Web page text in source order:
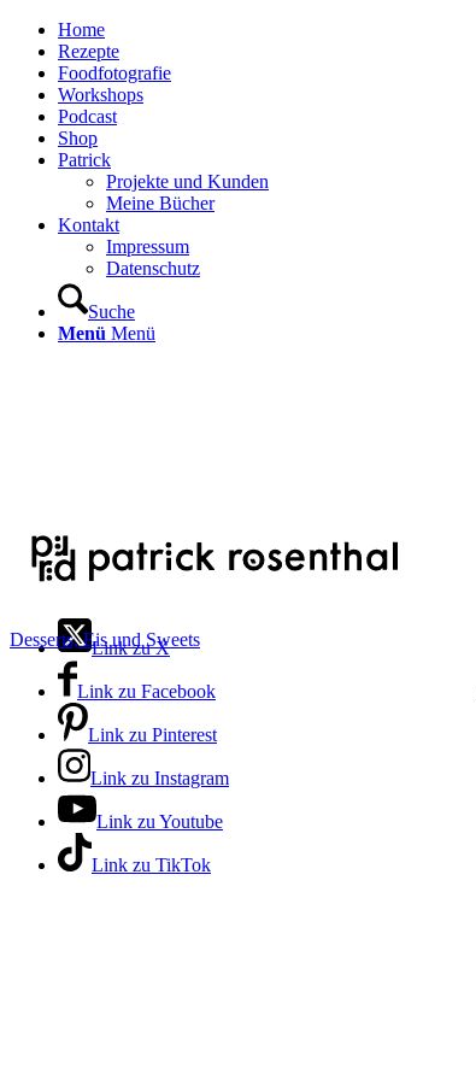
Home
Rezepte
Foodfotografie
Workshops
Podcast
Shop
Patrick
Projekte und Kunden
Meine Bücher
Kontakt
Impressum
Datenschutz
Suche
Menü Menü
Link zu X
Link zu Facebook
Link zu Pinterest
Link zu Instagram
Link zu Youtube
Link zu TikTok
Desserts, Eis und Sweets